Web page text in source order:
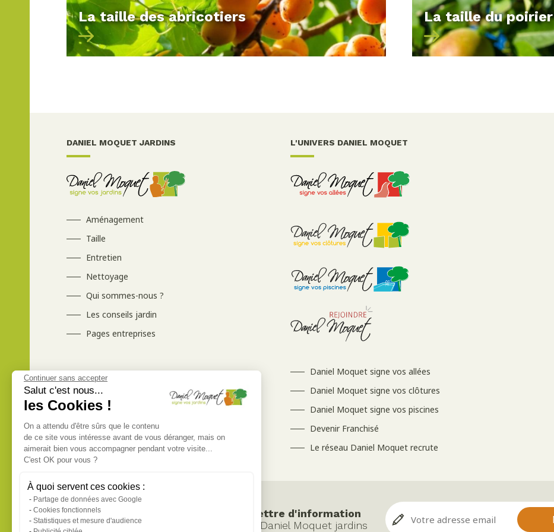
Continuer sans accepter
Salut c'est nous...
les Cookies !
On a attendu d'être sûrs que le contenu
de ce site vous intéresse avant de vous déranger, mais on
aimerait bien vous accompagner pendant votre visite...
C'est OK pour vous ?
À quoi servent ces cookies :
Partage de données avec Google
Cookies fonctionnels
Statistiques et mesure d'audience
La taille des abricotiers La taille du poirier
DANIEL MOQUET JARDINS
Aménagement
Taille
Entretien
Nettoyage
Qui sommes-nous ?
Les conseils jardin
Pages entreprises
L'UNIVERS DANIEL MOQUET
Daniel Moquet signe vos allées
Daniel Moquet signe vos clôtures
Daniel Moquet signe vos piscines
Devenir Franchisé
Le réseau Daniel Moquet recrute
Inscrivez-vous à la lettre d'information
pour suivre l’actualité Daniel Moquet jardins